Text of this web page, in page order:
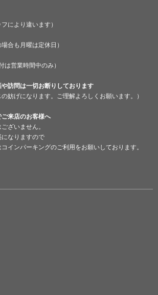
により違います）
合も月曜は定休日）
は営業時間中のみ）
訪問は一切お断りしております
の妨げになります。ご理解よろしくお願います。）
来店のお客様へ
ざいません。
なりますので
インパーキングのご利用をお願いしております。